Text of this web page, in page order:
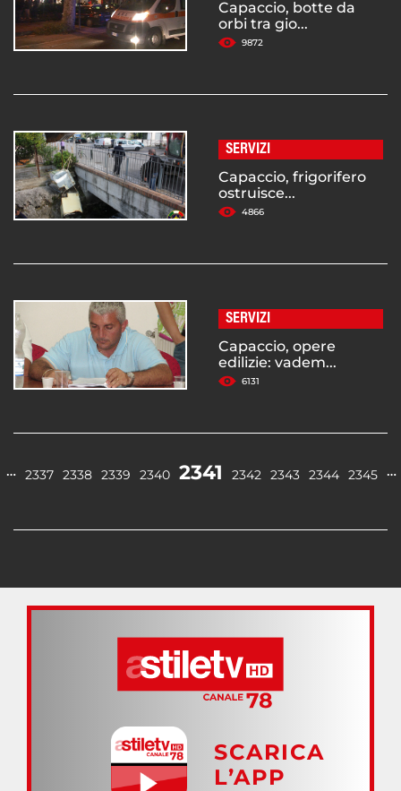
Capaccio, botte da
orbi tra gio...
9872
SERVIZI
Capaccio, frigorifero
ostruisce...
4866
SERVIZI
Capaccio, opere
edilizie: vadem...
6131
… 2337 2338 2339 2340 2341 2342 2343 2344 2345 …
SCARICA
L’APP